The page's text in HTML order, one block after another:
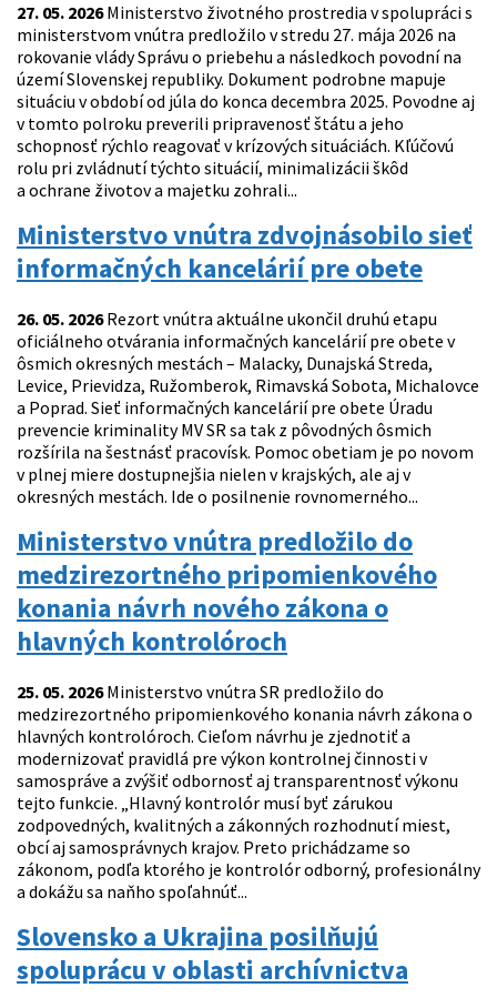
27. 05. 2026Ministerstvo životného prostredia v spolupráci s
ministerstvom vnútra predložilo v stredu 27. mája 2026 na
rokovanie vlády Správu o priebehu a následkoch povodní na
území Slovenskej republiky. Dokument podrobne mapuje
situáciu v období od júla do konca decembra 2025. Povodne aj
v tomto polroku preverili pripravenosť štátu a jeho
schopnosť rýchlo reagovať v krízových situáciách. Kľúčovú
rolu pri zvládnutí týchto situácií, minimalizácii škôd
a ochrane životov a majetku zohrali...
Ministerstvo vnútra zdvojnásobilo sieť
informačných kancelárií pre obete
26. 05. 2026Rezort vnútra aktuálne ukončil druhú etapu
oficiálneho otvárania informačných kancelárií pre obete v
ôsmich okresných mestách – Malacky, Dunajská Streda,
Levice, Prievidza, Ružomberok, Rimavská Sobota, Michalovce
a Poprad. Sieť informačných kancelárií pre obete Úradu
prevencie kriminality MV SR sa tak z pôvodných ôsmich
rozšírila na šestnásť pracovísk. Pomoc obetiam je po novom
v plnej miere dostupnejšia nielen v krajských, ale aj v
okresných mestách. Ide o posilnenie rovnomerného...
Ministerstvo vnútra predložilo do
medzirezortného pripomienkového
konania návrh nového zákona o
hlavných kontrolóroch
25. 05. 2026Ministerstvo vnútra SR predložilo do
medzirezortného pripomienkového konania návrh zákona o
hlavných kontrolóroch. Cieľom návrhu je zjednotiť a
modernizovať pravidlá pre výkon kontrolnej činnosti v
samospráve a zvýšiť odbornosť aj transparentnosť výkonu
tejto funkcie. „Hlavný kontrolór musí byť zárukou
zodpovedných, kvalitných a zákonných rozhodnutí miest,
obcí aj samosprávnych krajov. Preto prichádzame so
zákonom, podľa ktorého je kontrolór odborný, profesionálny
a dokážu sa naňho spoľahnúť...
Slovensko a Ukrajina posilňujú
spoluprácu v oblasti archívnictva